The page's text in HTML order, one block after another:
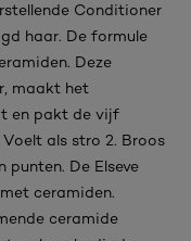
Conditioner
haar. De formule
Deze
maakt het
en pakt de vijf
als stro 2. Broos
punten. De Elseve
ceramiden.
ceramide